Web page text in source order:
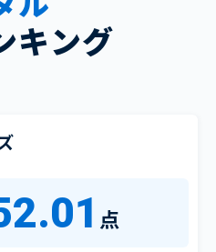
キング
点